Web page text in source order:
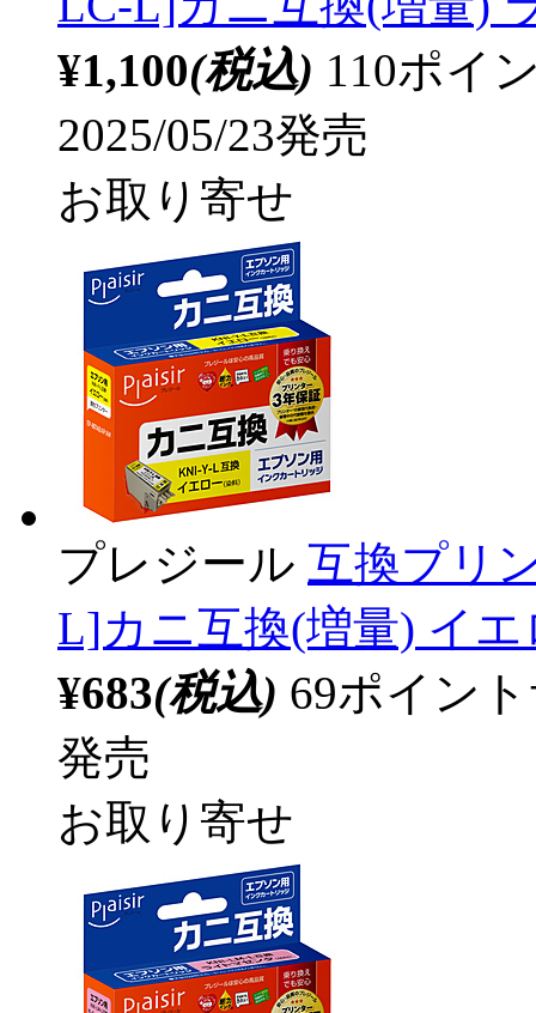
¥1,100(税込) 110ポイ
2025/05/23発売
お取り寄せ
プレジール 互換プリ
L]カニ互換(増量) イ
¥683(税込) 69ポイン
発売
お取り寄せ